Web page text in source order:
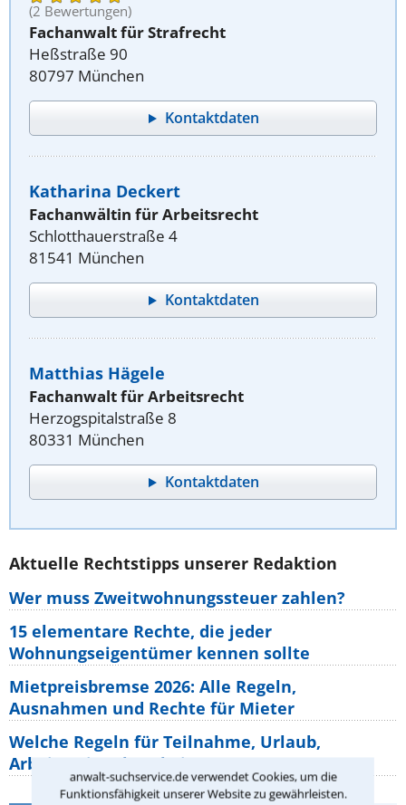
anwalt-suchservice.de verwendet Cookies, um die
Funktionsfähigkeit unserer Website zu gewährleisten.
(2 Bewertungen)
Fachanwalt für Strafrecht
Heßstraße 90
80797 München
Kontaktdaten
Katharina Deckert
Fachanwältin für Arbeitsrecht
Schlotthauerstraße 4
81541 München
Kontaktdaten
Matthias Hägele
Fachanwalt für Arbeitsrecht
Herzogspitalstraße 8
80331 München
Kontaktdaten
Aktuelle Rechtstipps unserer Redaktion
Wer muss Zweitwohnungssteuer zahlen?
15 elementare Rechte, die jeder
Wohnungseigentümer kennen sollte
Mietpreisbremse 2026: Alle Regeln,
Ausnahmen und Rechte für Mieter
Welche Regeln für Teilnahme, Urlaub,
Arbeitszeit gelten beim